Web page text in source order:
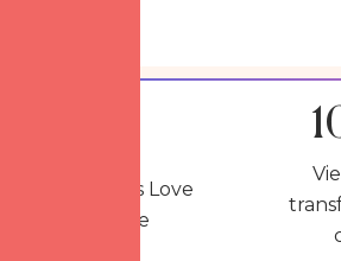
Experts certifiés Love
Intelligence